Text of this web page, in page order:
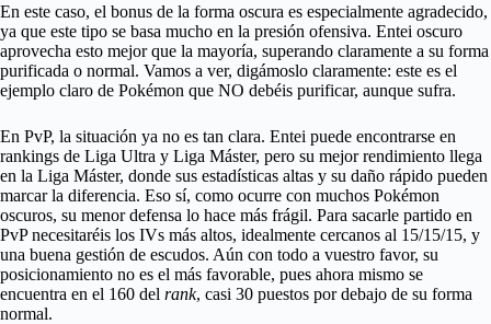
En este caso, el bonus de la forma oscura es especialmente agradecido,
ya que este tipo se basa mucho en la presión ofensiva. Entei oscuro
aprovecha esto mejor que la mayoría, superando claramente a su forma
purificada o normal. Vamos a ver, digámoslo claramente: este es el
ejemplo claro de Pokémon que NO debéis purificar, aunque sufra.
En PvP, la situación ya no es tan clara. Entei puede encontrarse en
rankings de Liga Ultra y Liga Máster, pero su mejor rendimiento llega
en la Liga Máster, donde sus estadísticas altas y su daño rápido pueden
marcar la diferencia. Eso sí, como ocurre con muchos Pokémon
oscuros, su menor defensa lo hace más frágil. Para sacarle partido en
PvP necesitaréis los IVs más altos, idealmente cercanos al 15/15/15, y
una buena gestión de escudos. Aún con todo a vuestro favor, su
posicionamiento no es el más favorable, pues ahora mismo se
encuentra en el 160 del rank, casi 30 puestos por debajo de su forma
normal.